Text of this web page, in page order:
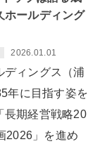
ホールディング
2026.01.01
ィングス（浦
年に目指す姿を
長期経営戦略20
2026」を進め